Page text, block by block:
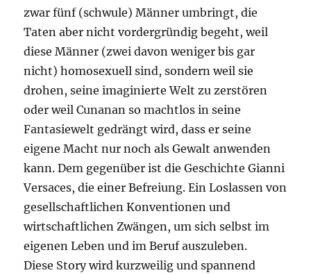
zwar fünf (schwule) Männer umbringt, die
Taten aber nicht vordergründig begeht, weil
diese Männer (zwei davon weniger bis gar
nicht) homosexuell sind, sondern weil sie
drohen, seine imaginierte Welt zu zerstören
oder weil Cunanan so machtlos in seine
Fantasiewelt gedrängt wird, dass er seine
eigene Macht nur noch als Gewalt anwenden
kann. Dem gegenüber ist die Geschichte Gianni
Versaces, die einer Befreiung. Ein Loslassen von
gesellschaftlichen Konventionen und
wirtschaftlichen Zwängen, um sich selbst im
eigenen Leben und im Beruf auszuleben.
Diese Story wird kurzweilig und spannend